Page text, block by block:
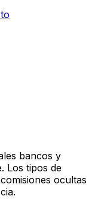
bancos y
Los tipos de
ocultas